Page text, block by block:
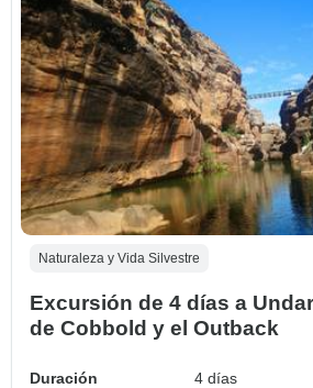
Naturaleza y Vida Silvestre
Excursión de 4 días a
de Cobbold y el Outback
Duración
4 días